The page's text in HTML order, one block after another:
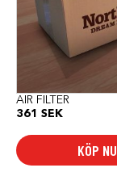
AIR FILTER
361 SEK
KÖP NU